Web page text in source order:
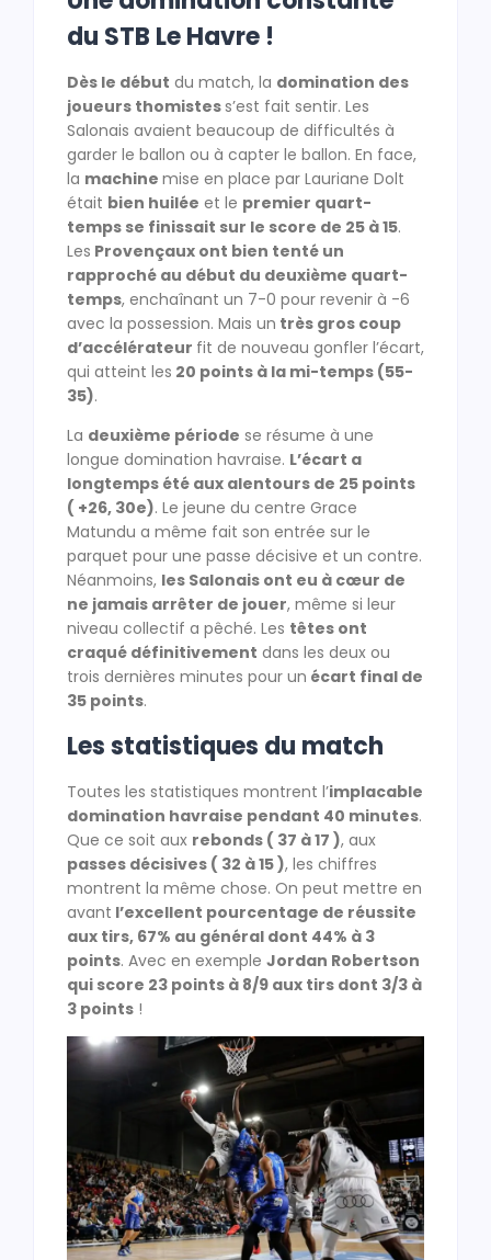
du STB Le Havre !
Dès le début du match, la domination des
joueurs thomistess’est fait sentir. Les
Salonais avaient beaucoup de difficultés à
garder le ballon ou à capter le ballon. En face,
la machine mise en place par Lauriane Dolt
était bien huilée et le premier quart-
temps se finissait sur le score de 25 à 15.
Les Provençaux ont bien tenté un
rapproché au début du deuxième quart-
temps, enchaînant un 7-0 pour revenir à -6
avec la possession. Mais un très gros coup
d’accélérateur fit de nouveau gonfler l’écart,
qui atteint les 20 points à la mi-temps (55-
35).
La deuxième période se résume à une
longue domination havraise. L’écart a
longtemps été aux alentours de 25 points
( +26, 30e). Le jeune du centre Grace
Matundu a même fait son entrée sur le
parquet pour une passe décisive et un contre.
Néanmoins, les Salonais ont eu à cœur de
ne jamais arrêter de jouer, même si leur
niveau collectif a pêché. Les têtes ont
craqué définitivement dans les deux ou
trois dernières minutes pour un écart final de
35 points.
Les statistiques du match
Toutes les statistiques montrent l’implacable
domination havraise pendant 40 minutes.
Que ce soit aux rebonds ( 37 à 17 ), aux
passes décisives ( 32 à 15 ), les chiffres
montrent la même chose. On peut mettre en
avant l’excellent pourcentage de réussite
aux tirs, 67% au général dont 44% à 3
points. Avec en exemple Jordan Robertson
qui score 23 points à 8/9 aux tirs dont 3/3 à
3 points !